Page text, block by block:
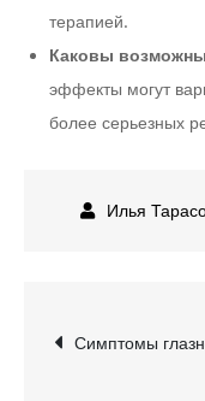
терапией.
Каковы
эффекты могут
более серьезных
Симптомы